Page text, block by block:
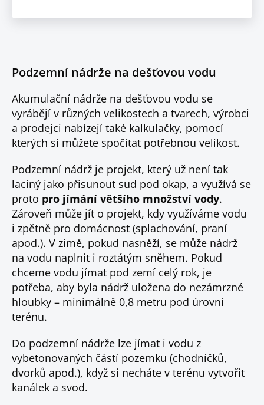
Podzemní nádrže na dešťovou vodu
Akumulační nádrže na dešťovou vodu se
vyrábějí v různých velikostech a tvarech, výrobci
a prodejci nabízejí také kalkulačky, pomocí
kterých si můžete spočítat potřebnou velikost.
Podzemní nádrž je projekt, který už není tak
laciný jako přisunout sud pod okap, a využívá se
proto pro jímání většího množství vody.
Zároveň může jít o projekt, kdy využíváme vodu
i zpětně pro domácnost (splachování, praní
apod.). V zimě, pokud nasněží, se může nádrž
na vodu naplnit i roztátým sněhem. Pokud
chceme vodu jímat pod zemí celý rok, je
potřeba, aby byla nádrž uložena do nezámrzné
hloubky – minimálně 0,8 metru pod úrovní
terénu.
Do podzemní nádrže lze jímat i vodu z
vybetonovaných částí pozemku (chodníčků,
dvorků apod.), když si necháte v terénu vytvořit
kanálek a svod.